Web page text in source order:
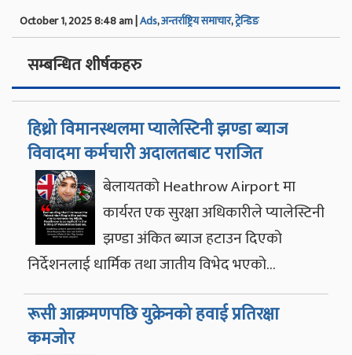
October 1, 2025 8:48 am |Ads,अन्तर्राष्ट्रिय समाचार,ट्रेन्डिङ
सम्बन्धित शीर्षकहरु
हिथ्रो विमानस्थलमा प्यालेस्टिनी झण्डा ब्याज
विवादमा कर्मचारी अदालतबाट पराजित
बेलायतको Heathrow Airport मा
कार्यरत एक सुरक्षा अधिकारीले प्यालेस्टिनी
झण्डा अंकित ब्याज हटाउन दिएको
निर्देशनलाई धार्मिक तथा जातीय विभेद भएको…
रूसी आक्रमणपछि युक्रेनको हवाई प्रतिरक्षा
कमजोर